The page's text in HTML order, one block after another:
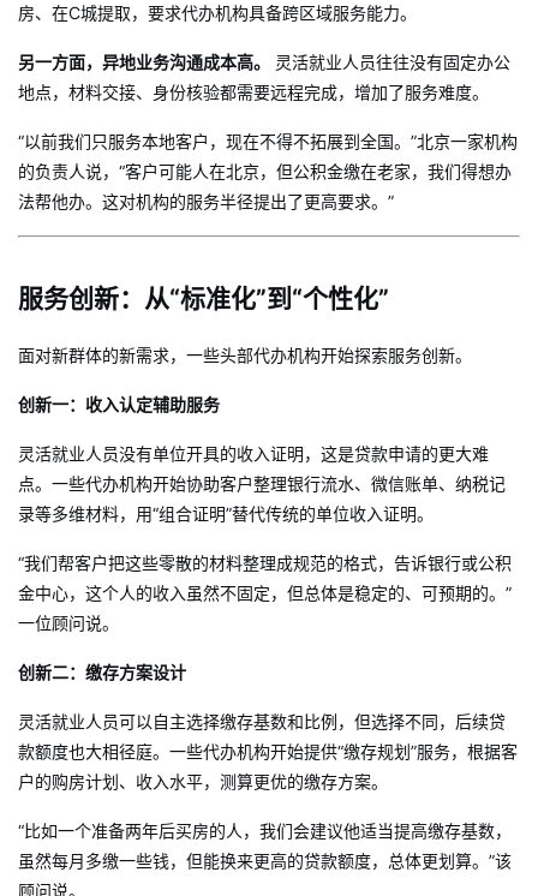
房、在C城提取，要求代办机构具备跨区域服务能力。
另一方面，异地业务沟通成本高。
灵活就业人员往往没有固定办公
地点，材料交接、身份核验都需要远程完成，增加了服务难度。
“以前我们只服务本地客户，现在不得不拓展到全国。”北京一家机构
的负责人说，“客户可能人在北京，但公积金缴在老家，我们得想办
法帮他办。这对机构的服务半径提出了更高要求。”
服务创新：从“标准化”到“个性化”
面对新群体的新需求，一些头部代办机构开始探索服务创新。
创新一：收入认定辅助服务
灵活就业人员没有单位开具的收入证明，这是贷款申请的更大难
点。一些代办机构开始协助客户整理银行流水、微信账单、纳税记
录等多维材料，用“组合证明”替代传统的单位收入证明。
“我们帮客户把这些零散的材料整理成规范的格式，告诉银行或公积
金中心，这个人的收入虽然不固定，但总体是稳定的、可预期的。”
一位顾问说。
创新二：缴存方案设计
灵活就业人员可以自主选择缴存基数和比例，但选择不同，后续贷
款额度也大相径庭。一些代办机构开始提供“缴存规划”服务，根据客
户的购房计划、收入水平，测算更优的缴存方案。
“比如一个准备两年后买房的人，我们会建议他适当提高缴存基数，
虽然每月多缴一些钱，但能换来更高的贷款额度，总体更划算。”该
顾问说。